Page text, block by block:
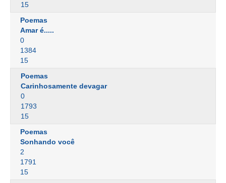
15
Poemas
Amar é.....
0
1384
15
Poemas
Carinhosamente devagar
0
1793
15
Poemas
Sonhando você
2
1791
15